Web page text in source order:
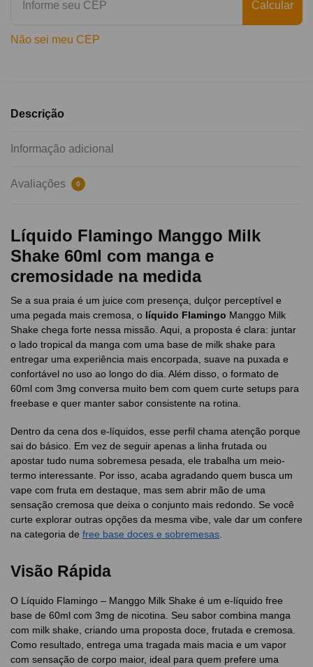
Calcular
Não sei meu CEP
Descrição
Informação adicional
Avaliações 0
Líquido Flamingo Manggo Milk
Shake 60ml com manga e
cremosidade na medida
Se a sua praia é um juice com presença, dulçor perceptível e
uma pegada mais cremosa, o líquido Flamingo Manggo Milk
Shake chega forte nessa missão. Aqui, a proposta é clara: juntar
o lado tropical da manga com uma base de milk shake para
entregar uma experiência mais encorpada, suave na puxada e
confortável no uso ao longo do dia. Além disso, o formato de
60ml com 3mg conversa muito bem com quem curte setups para
freebase e quer manter sabor consistente na rotina.
Dentro da cena dos e-líquidos, esse perfil chama atenção porque
sai do básico. Em vez de seguir apenas a linha frutada ou
apostar tudo numa sobremesa pesada, ele trabalha um meio-
termo interessante. Por isso, acaba agradando quem busca um
vape com fruta em destaque, mas sem abrir mão de uma
sensação cremosa que deixa o conjunto mais redondo. Se você
curte explorar outras opções da mesma vibe, vale dar um confere
na categoria de free base doces e sobremesas.
Visão Rápida
O Líquido Flamingo – Manggo Milk Shake é um e-líquido free
base de 60ml com 3mg de nicotina. Seu sabor combina manga
com milk shake, criando uma proposta doce, frutada e cremosa.
Como resultado, entrega uma tragada mais macia e um vapor
com sensação de corpo maior, ideal para quem prefere uma